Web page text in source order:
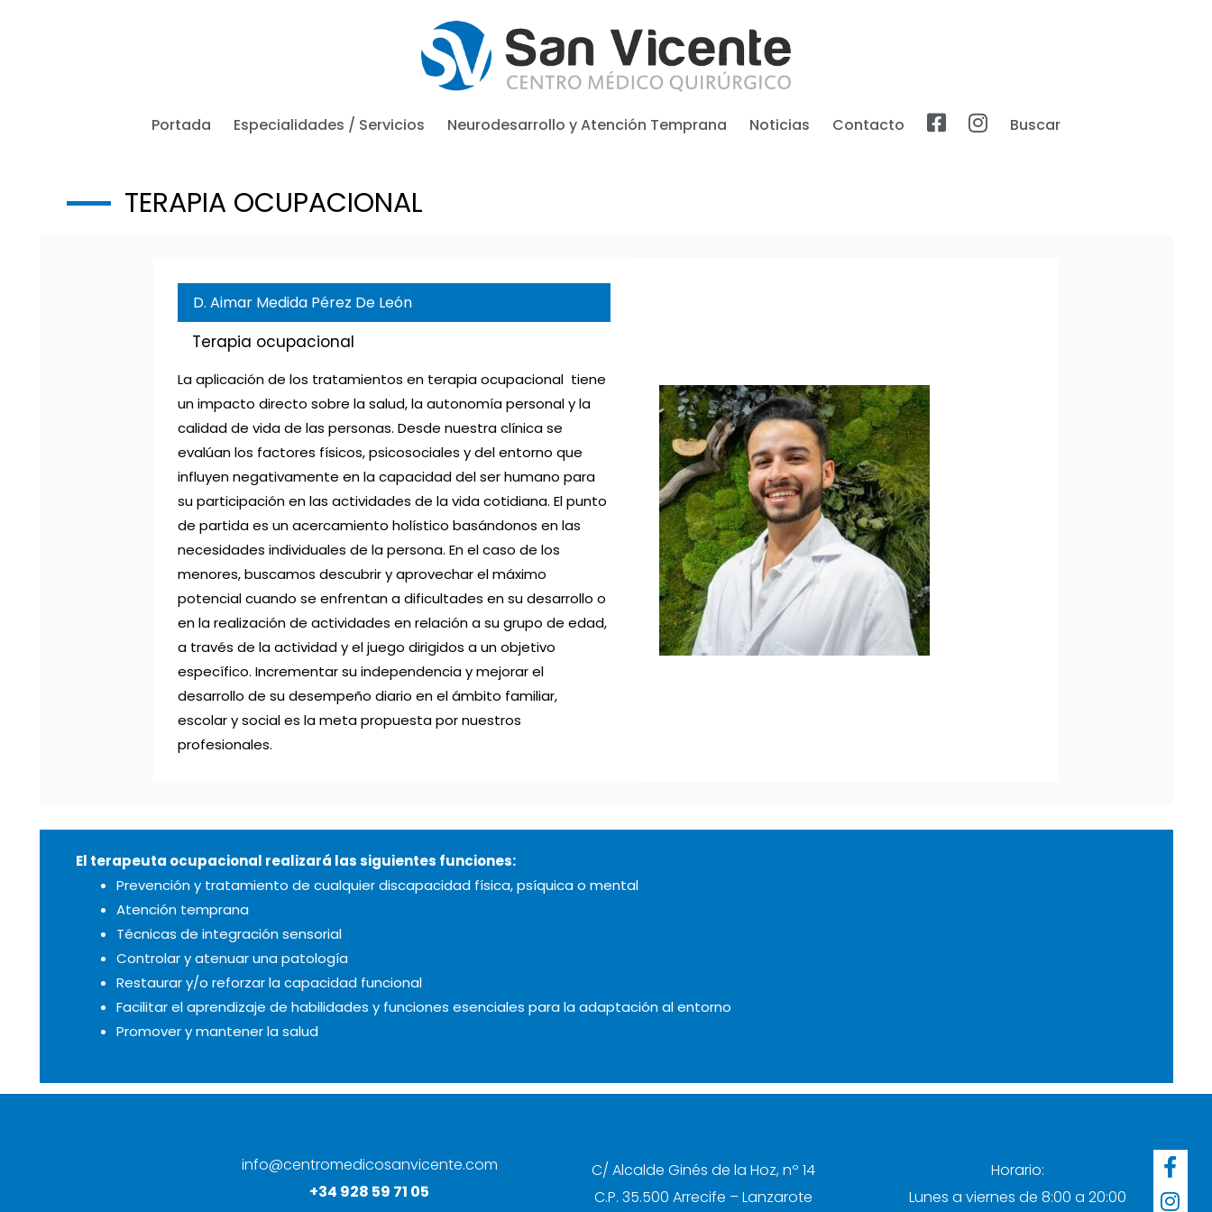
Portada Especialidades / Servicios Neurodesarrollo y Atención Temprana Noticias Contacto FacebookInstagram
Buscar
TERAPIA OCUPACIONAL
D. Aimar Medida Pérez De León
Terapia ocupacional
La aplicación de los tratamientos en terapia ocupacional tiene
un impacto directo sobre la salud, la autonomía personal y la
calidad de vida de las personas. Desde nuestra clínica se
evalúan los factores físicos, psicosociales y del entorno que
influyen negativamente en la capacidad del ser humano para
su participación en las actividades de la vida cotidiana. El punto
de partida es un acercamiento holístico basándonos en las
necesidades individuales de la persona. En el caso de los
menores, buscamos descubrir y aprovechar el máximo
potencial cuando se enfrentan a dificultades en su desarrollo o
en la realización de actividades en relación a su grupo de edad,
a través de la actividad y el juego dirigidos a un objetivo
específico. Incrementar su independencia y mejorar el
desarrollo de su desempeño diario en el ámbito familiar,
escolar y social es la meta propuesta por nuestros
profesionales.
El terapeuta ocupacional realizará las siguientes funciones:
Prevención y tratamiento de cualquier discapacidad física, psíquica o mental
Atención temprana
Técnicas de integración sensorial
Controlar y atenuar una patología
Restaurar y/o reforzar la capacidad funcional
Facilitar el aprendizaje de habilidades y funciones esenciales para la adaptación al entorno
Promover y mantener la salud
info@centromedicosanvicente.com
+34 928 59 71 05
C/ Alcalde Ginés de la Hoz, nº 14
C.P. 35.500 Arrecife – Lanzarote
Horario:
Lunes a viernes de 8:00 a 20:00
F
a
c
I
n
s